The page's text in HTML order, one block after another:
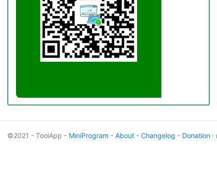
©2021 - ToolApp - MiniProgram - About - Changelog - Donation ·